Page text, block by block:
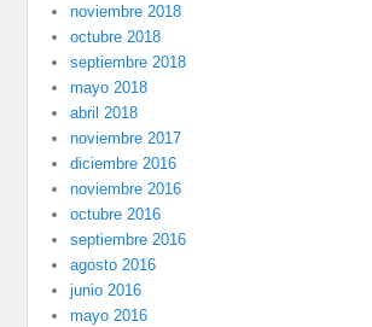
noviembre 2018
octubre 2018
septiembre 2018
mayo 2018
abril 2018
noviembre 2017
diciembre 2016
noviembre 2016
octubre 2016
septiembre 2016
agosto 2016
junio 2016
mayo 2016